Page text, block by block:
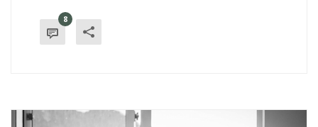
8